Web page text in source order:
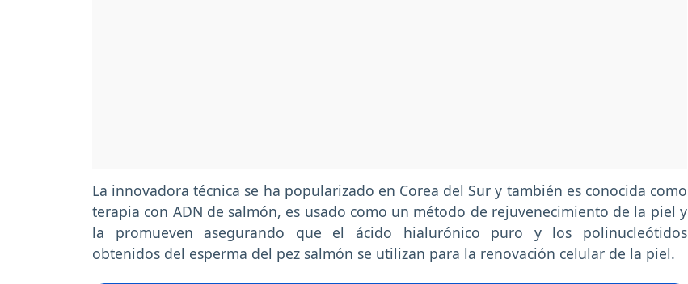
La innovadora técnica se ha popularizado en Corea del Sur y también es conocida como
terapia con ADN de salmón, es usado como un método de rejuvenecimiento de la piel y
la promueven asegurando que el ácido hialurónico puro y los polinucleótidos
obtenidos del esperma del pez salmón se utilizan para la renovación celular de la piel.